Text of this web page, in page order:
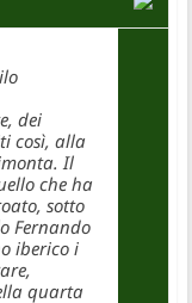
dei
così, alla
Il
che ha
sotto
Fernando
iberico i
quarta